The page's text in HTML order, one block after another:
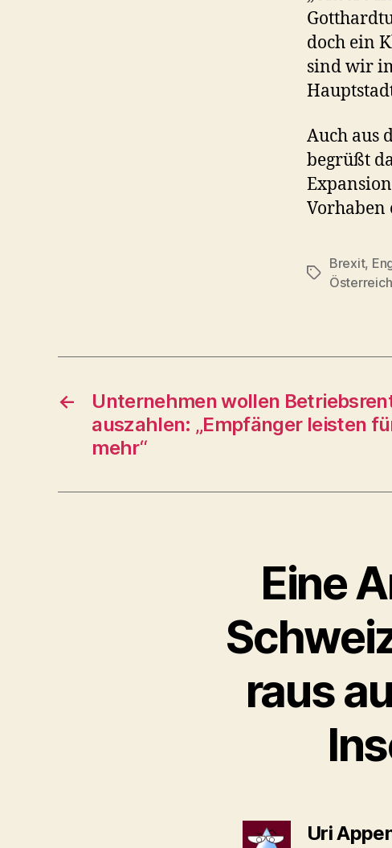
doch ein
sind wir
Auch aus
begrüßt
Vorhaben
Schlagwörter
Brexit,
Österreich
←
Unternehmen wollen
auszahlen: „Empfänger leisten
mehr“
Eine
raus
Uri